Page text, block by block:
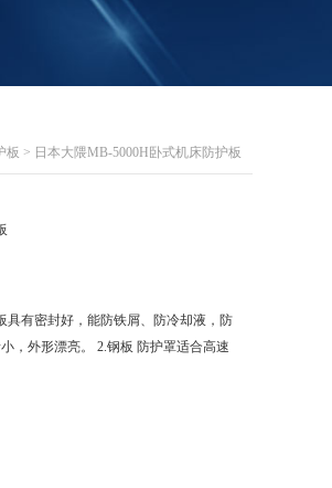
板 > 日本大隈MB-5000H卧式机床防护板
具有密封好，能防铁屑、防冷却液，防
，外形漂亮。 2.钢板 防护罩适合高速